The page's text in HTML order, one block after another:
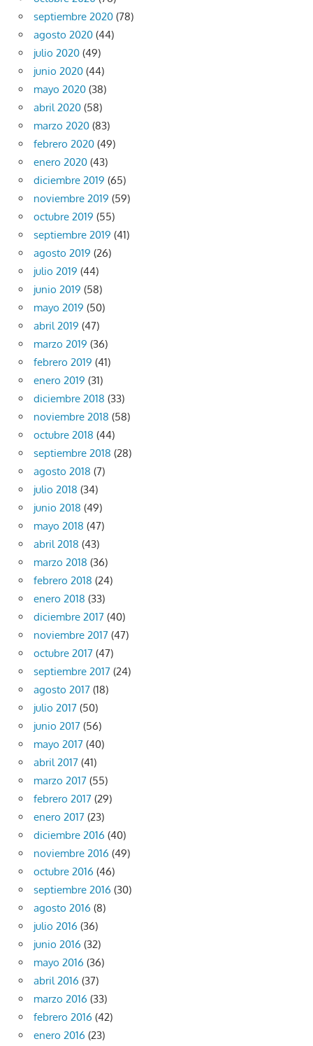
septiembre 2020 (78)
agosto 2020 (44)
julio 2020 (49)
junio 2020 (44)
mayo 2020 (38)
abril 2020 (58)
marzo 2020 (83)
febrero 2020 (49)
enero 2020 (43)
diciembre 2019 (65)
noviembre 2019 (59)
octubre 2019 (55)
septiembre 2019 (41)
agosto 2019 (26)
julio 2019 (44)
junio 2019 (58)
mayo 2019 (50)
abril 2019 (47)
marzo 2019 (36)
febrero 2019 (41)
enero 2019 (31)
diciembre 2018 (33)
noviembre 2018 (58)
octubre 2018 (44)
septiembre 2018 (28)
agosto 2018 (7)
julio 2018 (34)
junio 2018 (49)
mayo 2018 (47)
abril 2018 (43)
marzo 2018 (36)
febrero 2018 (24)
enero 2018 (33)
diciembre 2017 (40)
noviembre 2017 (47)
octubre 2017 (47)
septiembre 2017 (24)
agosto 2017 (18)
julio 2017 (50)
junio 2017 (56)
mayo 2017 (40)
abril 2017 (41)
marzo 2017 (55)
febrero 2017 (29)
enero 2017 (23)
diciembre 2016 (40)
noviembre 2016 (49)
octubre 2016 (46)
septiembre 2016 (30)
agosto 2016 (8)
julio 2016 (36)
junio 2016 (32)
mayo 2016 (36)
abril 2016 (37)
marzo 2016 (33)
febrero 2016 (42)
enero 2016 (23)